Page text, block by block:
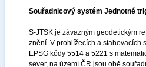
Souřadnicový systém Jednotné
S-JTSK je závazným geodetickým
znění. V prohlížecích a stahovacích
EPSG kódy 5514 a 5221 s
sever, na území ČR jsou obě